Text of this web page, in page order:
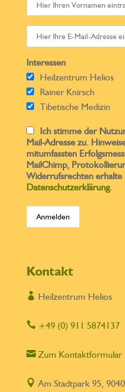
Interessen
Heilzentrum Helios
Rainer Knirsch
Tibetische Medizin
Ich stimme der
Mail-Adresse zu.
mitumfassten
MailChimp,
Widerrufsrechten erhalte
Datenschutzerklärung.
Kontakt
 Heilzentrum Helios
+49 (0) 911 5874137
Zum Kontaktformular
 Am Stadtpark 95,